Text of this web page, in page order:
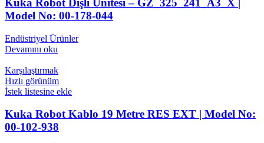
Kuka Robot Dişli Ünitesi – GZ_325_241_A3_X |
Model No: 00-178-044
Endüstriyel Ürünler
Devamını oku
Karşılaştırmak
Hızlı görünüm
İstek listesine ekle
Kuka Robot Kablo 19 Metre RES EXT | Model No:
00-102-938